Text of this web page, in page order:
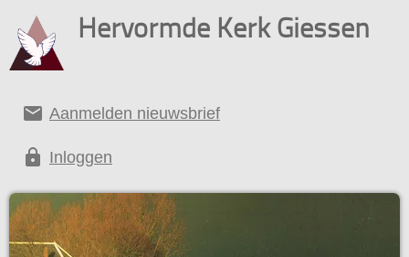
Hervormde Kerk Giessen
email Aanmelden nieuwsbrief
lock Inloggen